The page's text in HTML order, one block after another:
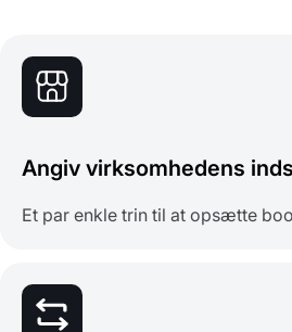
Angiv virksomhedens
Et par enkle trin til at opsætte